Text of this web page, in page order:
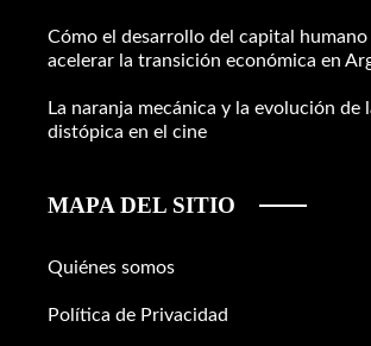
Cómo el desarrollo del capital humano
acelerar la transición económica en
La naranja mecánica y la evolución de
distópica en el cine
MAPA DEL SITIO
Quiénes somos
Política de Privacidad